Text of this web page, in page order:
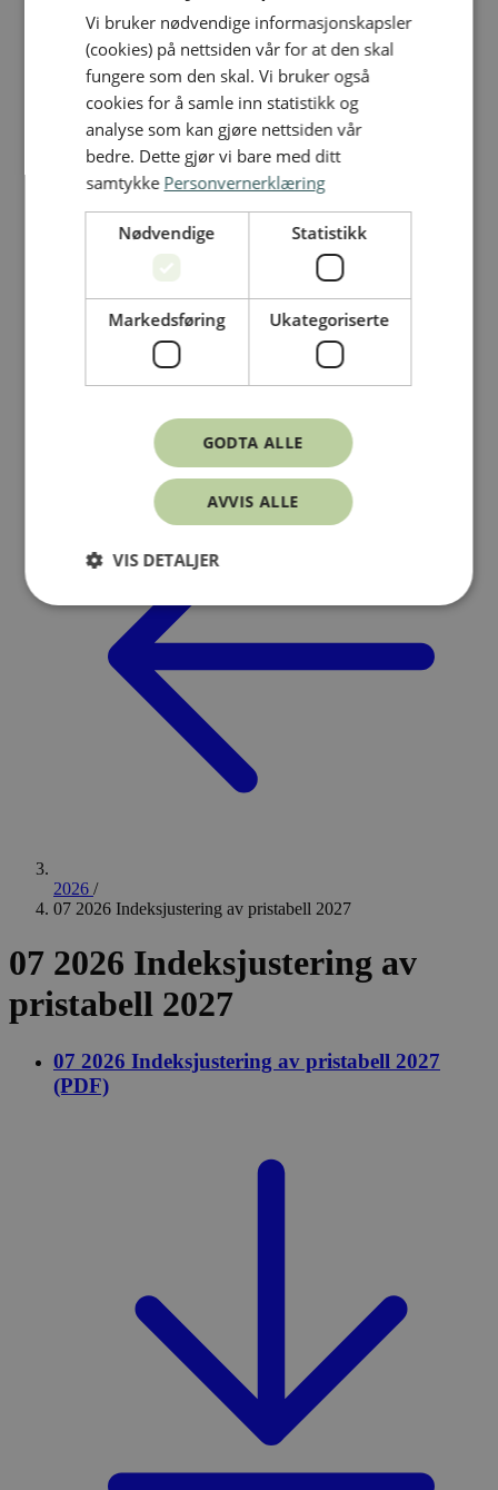
2026 /
07 2026 Indeksjustering av pristabell 2027
07 2026 Indeksjustering av
pristabell 2027
07 2026 Indeksjustering av pristabell 2027
(PDF)
ENGLISH
Vi bruker nødvendige informasjonskapsler
(cookies) på nettsiden vår for at den skal
fungere som den skal. Vi bruker også
cookies for å samle inn statistikk og
analyse som kan gjøre nettsiden vår
bedre. Dette gjør vi bare med ditt
samtykke Personvernerklæring
Nødvendige Statistikk
Markedsføring Ukategoriserte
GODTA ALLE
AVVIS ALLE
VIS DETALJER